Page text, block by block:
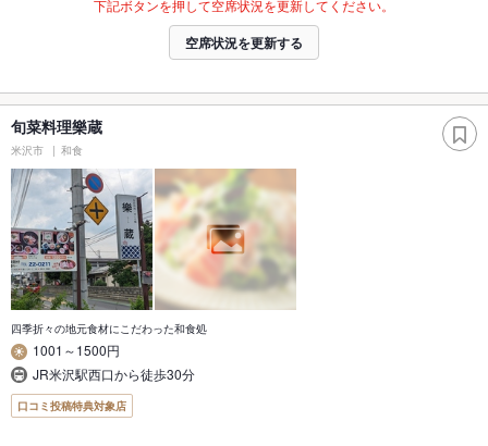
下記ボタンを押して空席状況を更新してください。
空席状況を更新する
旬菜料理樂蔵
米沢市 和食
四季折々の地元食材にこだわった和食処
1001～1500円
JR米沢駅西口から徒歩30分
口コミ投稿特典対象店